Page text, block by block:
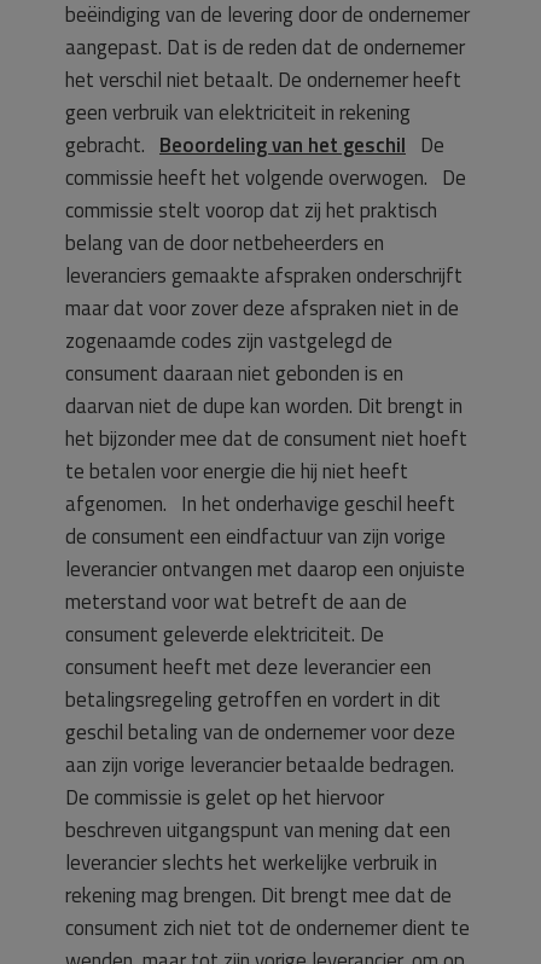
beëindiging van de levering door de ondernemer
aangepast. Dat is de reden dat de ondernemer
het verschil niet betaalt. De ondernemer heeft
geen verbruik van elektriciteit in rekening
gebracht. Beoordeling van het geschil De
commissie heeft het volgende overwogen. De
commissie stelt voorop dat zij het praktisch
belang van de door netbeheerders en
leveranciers gemaakte afspraken onderschrijft
maar dat voor zover deze afspraken niet in de
zogenaamde codes zijn vastgelegd de
consument daaraan niet gebonden is en
daarvan niet de dupe kan worden. Dit brengt in
het bijzonder mee dat de consument niet hoeft
te betalen voor energie die hij niet heeft
afgenomen. In het onderhavige geschil heeft
de consument een eindfactuur van zijn vorige
leverancier ontvangen met daarop een onjuiste
meterstand voor wat betreft de aan de
consument geleverde elektriciteit. De
consument heeft met deze leverancier een
betalingsregeling getroffen en vordert in dit
geschil betaling van de ondernemer voor deze
aan zijn vorige leverancier betaalde bedragen.
De commissie is gelet op het hiervoor
beschreven uitgangspunt van mening dat een
leverancier slechts het werkelijke verbruik in
rekening mag brengen. Dit brengt mee dat de
consument zich niet tot de ondernemer dient te